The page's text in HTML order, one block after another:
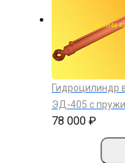
Гидроцилиндр
ЭД-405 с
78 000 ₽